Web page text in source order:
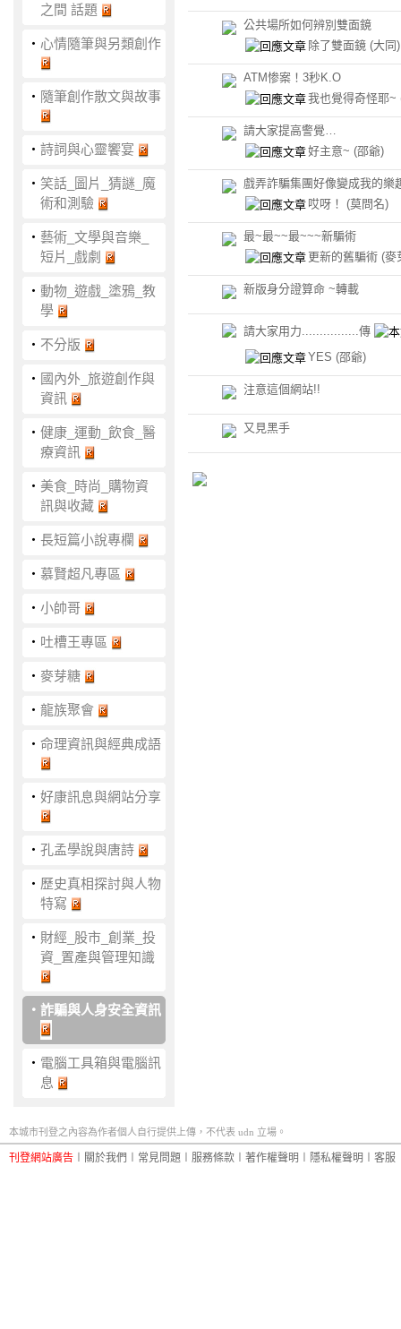
之間 話題
‧ 心情隨筆與另類創作
‧ 隨筆創作散文與故事
‧ 詩詞與心靈饗宴
‧ 笑話_圖片_猜謎_魔
術和測驗
‧ 藝術_文學與音樂_
短片_戲劇
‧ 動物_遊戲_塗鴉_教
學
‧ 不分版
‧ 國內外_旅遊創作與
資訊
‧ 健康_運動_飲食_醫
療資訊
‧ 美食_時尚_購物資
訊與收藏
‧ 長短篇小說專欄
‧ 慕賢超凡專區
‧ 小帥哥
‧ 吐槽王專區
‧ 麥芽糖
‧ 龍族聚會
‧ 命理資訊與經典成語
‧ 好康訊息與網站分享
‧ 孔孟學說與唐詩
‧ 歷史真相探討與人物
特寫
‧ 財經_股市_創業_投
資_置產與管理知識
‧ 詐騙與人身安全資訊
‧ 電腦工具箱與電腦訊
息
公共場所如何辨別雙面鏡
除了雙面鏡 (大同)
ATM惨案！3秒K.O
我也覺得奇怪耶~
請大家提高警覺…
好主意~ (邵爺)
戲弄詐騙集團好像變成我的樂
哎呀！ (莫問名)
最~最~~最~~~新騙術
更新的舊騙術 (麥
新版身分證算命 ~轉載
請大家用力................傳
YES (邵爺)
注意這個網站!!
又見黑手
本城市刊登之內容為作者個人自行提供上傳，不代表 udn 立場。
刊登網站廣告 關於我們 常見問題 服務條款 著作權聲明 隱私權聲明 客服